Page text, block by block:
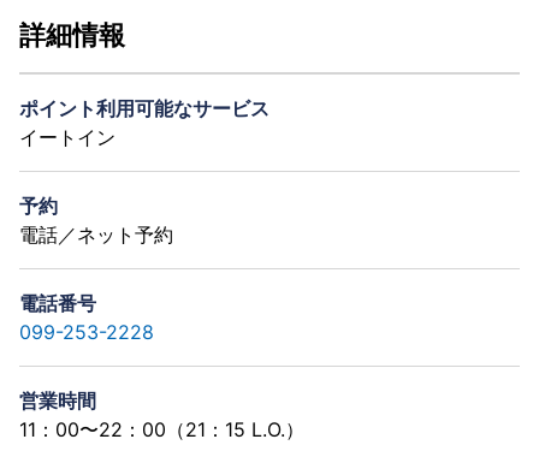
詳細情報
ポイント利用可能なサービス
イートイン
予約
電話／ネット予約
電話番号
099-253-2228
営業時間
11：00〜22：00（21：15 L.O.）